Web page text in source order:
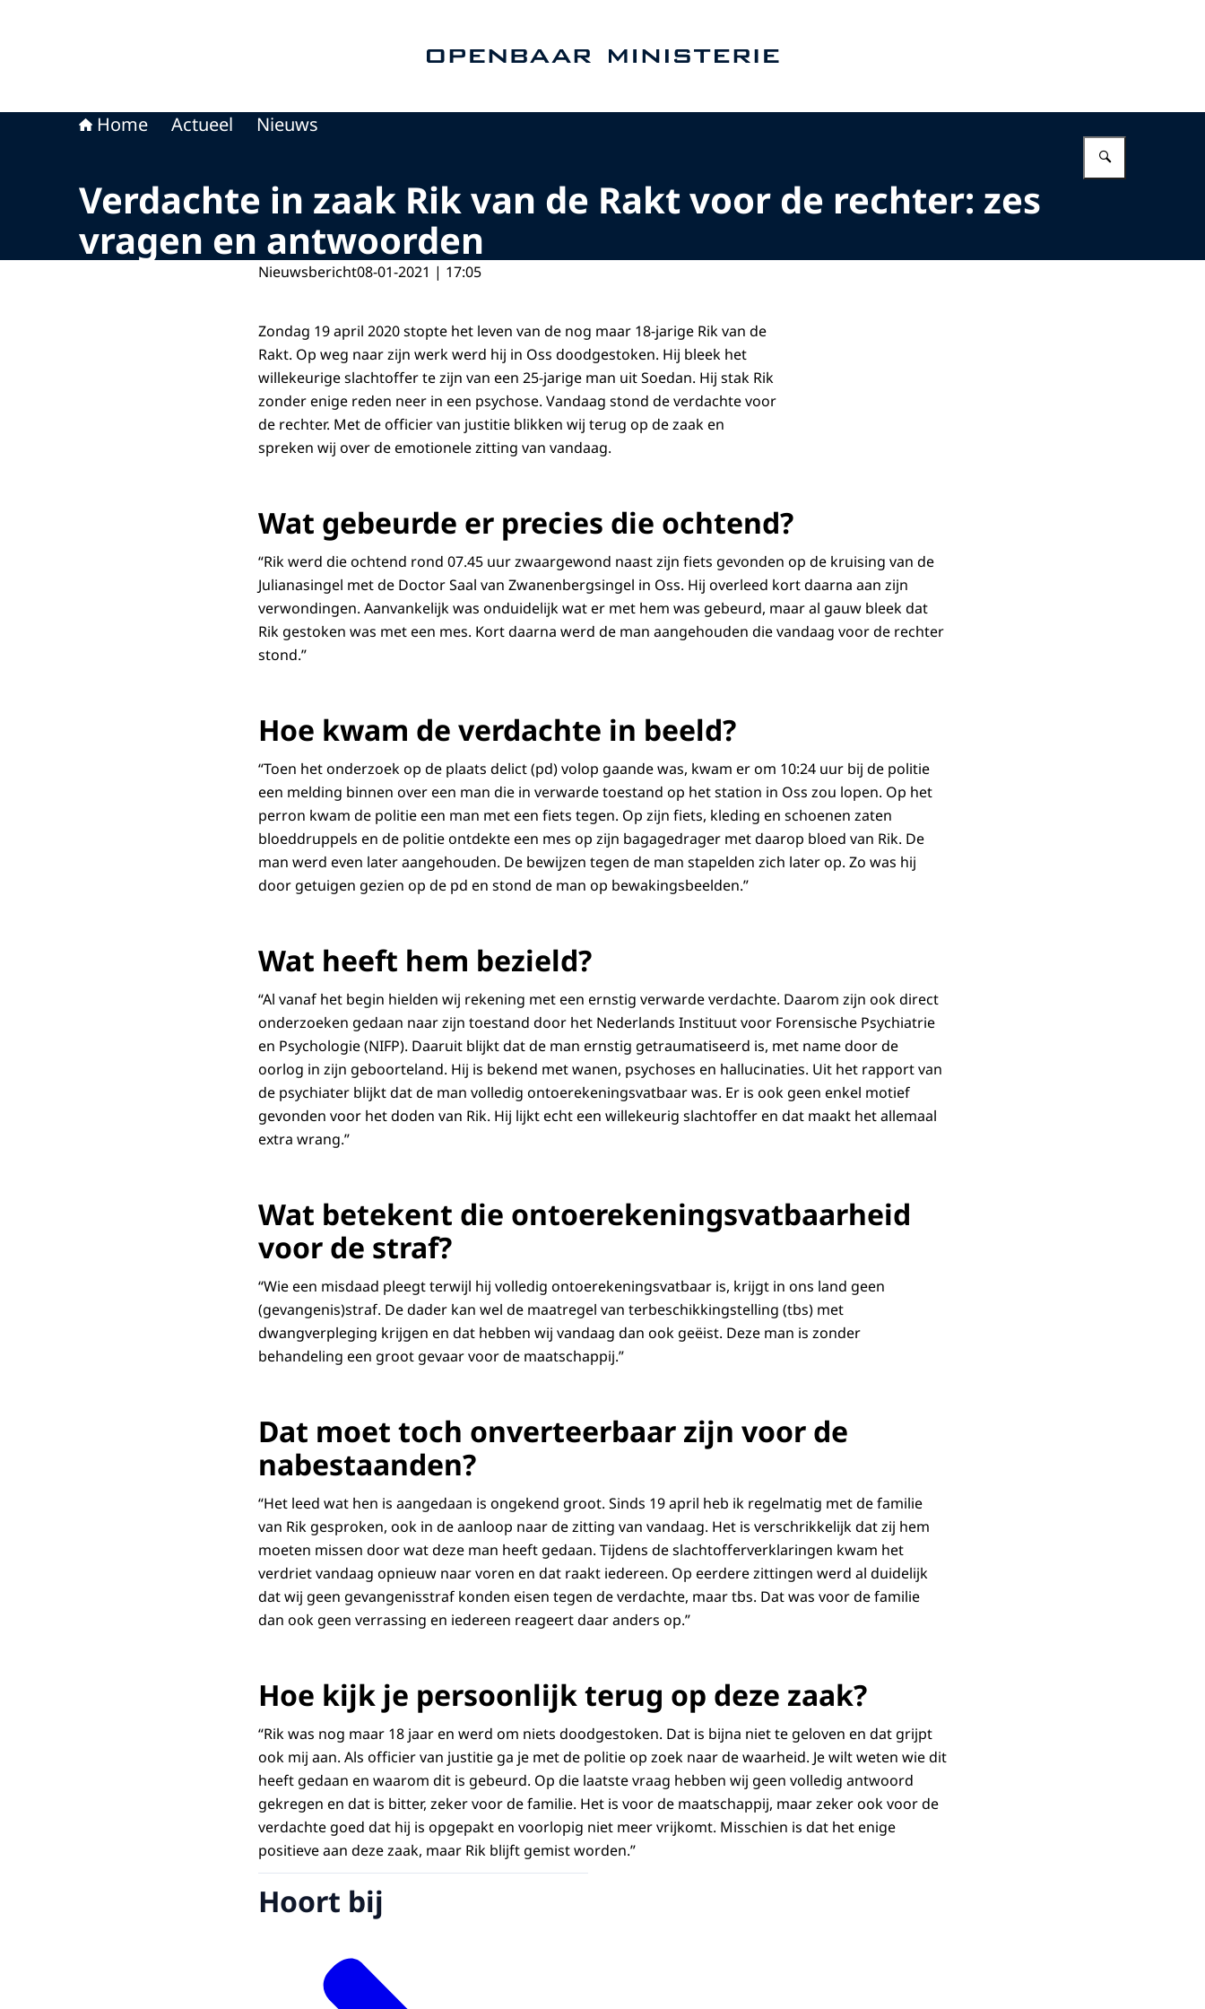
Home Actueel Nieuws
Verdachte in zaak Rik van de Rakt voor de rechter: zes
vragen en antwoorden
Nieuwsbericht08-01-2021 | 17:05
Zondag 19 april 2020 stopte het leven van de nog maar 18-jarige Rik van de
Rakt. Op weg naar zijn werk werd hij in Oss doodgestoken. Hij bleek het
willekeurige slachtoffer te zijn van een 25-jarige man uit Soedan. Hij stak Rik
zonder enige reden neer in een psychose. Vandaag stond de verdachte voor
de rechter. Met de officier van justitie blikken wij terug op de zaak en
spreken wij over de emotionele zitting van vandaag.
Wat gebeurde er precies die ochtend?
“Rik werd die ochtend rond 07.45 uur zwaargewond naast zijn fiets gevonden op de kruising van de
Julianasingel met de Doctor Saal van Zwanenbergsingel in Oss. Hij overleed kort daarna aan zijn
verwondingen. Aanvankelijk was onduidelijk wat er met hem was gebeurd, maar al gauw bleek dat
Rik gestoken was met een mes. Kort daarna werd de man aangehouden die vandaag voor de rechter
stond.”
Hoe kwam de verdachte in beeld?
“Toen het onderzoek op de plaats delict (pd) volop gaande was, kwam er om 10:24 uur bij de politie
een melding binnen over een man die in verwarde toestand op het station in Oss zou lopen. Op het
perron kwam de politie een man met een fiets tegen. Op zijn fiets, kleding en schoenen zaten
bloeddruppels en de politie ontdekte een mes op zijn bagagedrager met daarop bloed van Rik. De
man werd even later aangehouden. De bewijzen tegen de man stapelden zich later op. Zo was hij
door getuigen gezien op de pd en stond de man op bewakingsbeelden.”
Wat heeft hem bezield?
“Al vanaf het begin hielden wij rekening met een ernstig verwarde verdachte. Daarom zijn ook direct
onderzoeken gedaan naar zijn toestand door het Nederlands Instituut voor Forensische Psychiatrie
en Psychologie (NIFP). Daaruit blijkt dat de man ernstig getraumatiseerd is, met name door de
oorlog in zijn geboorteland. Hij is bekend met wanen, psychoses en hallucinaties. Uit het rapport van
de psychiater blijkt dat de man volledig ontoerekeningsvatbaar was. Er is ook geen enkel motief
gevonden voor het doden van Rik. Hij lijkt echt een willekeurig slachtoffer en dat maakt het allemaal
extra wrang.”
Wat betekent die ontoerekeningsvatbaarheid
voor de straf?
“Wie een misdaad pleegt terwijl hij volledig ontoerekeningsvatbaar is, krijgt in ons land geen
(gevangenis)straf. De dader kan wel de maatregel van terbeschikkingstelling (tbs) met
dwangverpleging krijgen en dat hebben wij vandaag dan ook geëist. Deze man is zonder
behandeling een groot gevaar voor de maatschappij.”
Dat moet toch onverteerbaar zijn voor de
nabestaanden?
“Het leed wat hen is aangedaan is ongekend groot. Sinds 19 april heb ik regelmatig met de familie
van Rik gesproken, ook in de aanloop naar de zitting van vandaag. Het is verschrikkelijk dat zij hem
moeten missen door wat deze man heeft gedaan. Tijdens de slachtofferverklaringen kwam het
verdriet vandaag opnieuw naar voren en dat raakt iedereen. Op eerdere zittingen werd al duidelijk
dat wij geen gevangenisstraf konden eisen tegen de verdachte, maar tbs. Dat was voor de familie
dan ook geen verrassing en iedereen reageert daar anders op.”
Hoe kijk je persoonlijk terug op deze zaak?
“Rik was nog maar 18 jaar en werd om niets doodgestoken. Dat is bijna niet te geloven en dat grijpt
ook mij aan. Als officier van justitie ga je met de politie op zoek naar de waarheid. Je wilt weten wie dit
heeft gedaan en waarom dit is gebeurd. Op die laatste vraag hebben wij geen volledig antwoord
gekregen en dat is bitter, zeker voor de familie. Het is voor de maatschappij, maar zeker ook voor de
verdachte goed dat hij is opgepakt en voorlopig niet meer vrijkomt. Misschien is dat het enige
positieve aan deze zaak, maar Rik blijft gemist worden.”
Hoort bij